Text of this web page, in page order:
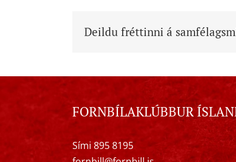
Deildu fréttinni á
FORNBÍLAKLÚBBUR
Sími 895 8195